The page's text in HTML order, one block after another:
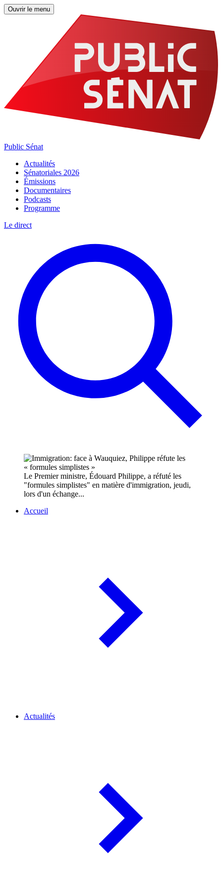
Ouvrir le menu
Public Sénat
Actualités
Sénatoriales 2026
Émissions
Documentaires
Podcasts
Programme
Le direct
Le Premier ministre, Édouard Philippe, a réfuté les
"formules simplistes" en matière d'immigration, jeudi,
lors d'un échange...
Accueil
Actualités